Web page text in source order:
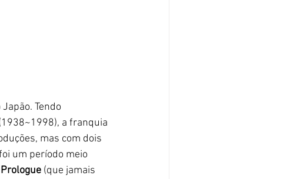
Tendo
a franquia
mas com dois
um período meio
(que jamais